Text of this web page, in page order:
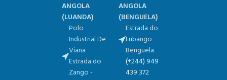
ANGOLA
(LUANDA)
Polo
Industrial De
Viana
Estrada do
Zango -
ANGOLA
(BENGUELA)
Estrada do
Lubango
Benguela
(+244) 949
439 372